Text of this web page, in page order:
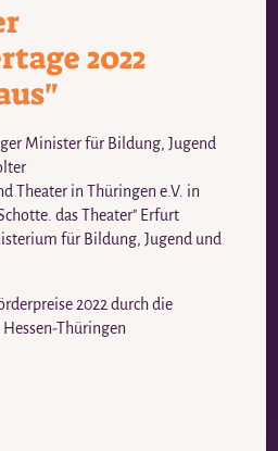
2022
Minister für Bildung, Jugend
Theater in Thüringen e.V. in
das Theater" Erfurt
für Bildung, Jugend und
2022 durch die
Thüringen